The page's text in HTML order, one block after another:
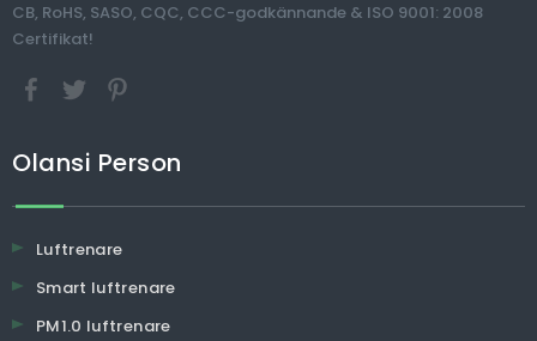
CB, RoHS, SASO, CQC, CCC-godkännande & ISO 9001: 2008
Certifikat!
Olansi Person
Luftrenare
Smart luftrenare
PM1.0 luftrenare